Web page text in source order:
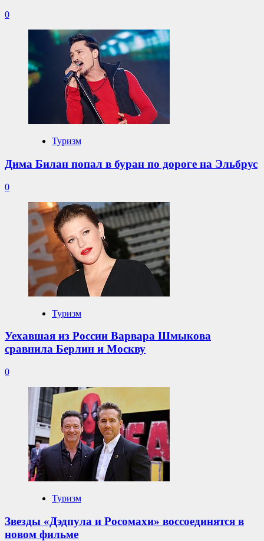
0
Туризм
Дима Билан попал в буран по дороге на Эльбрус
0
Туризм
Уехавшая из России Варвара Шмыкова
сравнила Берлин и Москву
0
Туризм
Звезды «Дэдпула и Росомахи» воссоединятся в
новом фильме